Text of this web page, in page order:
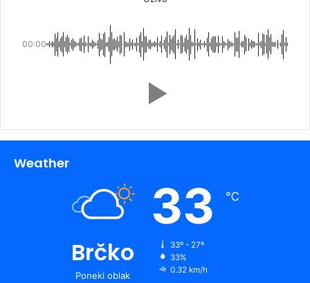
00:00
Weather
Brčko
Poneki oblak
33 ℃
33º - 27º
33%
0.32 km/h